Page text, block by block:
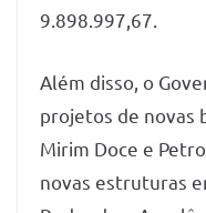
9.898.997,67.
Além disso, o
projetos de novas
Mirim Doce e
novas estruturas